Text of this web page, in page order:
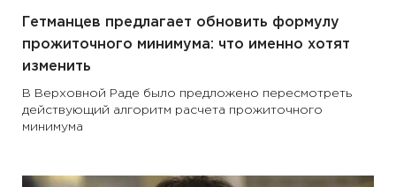
Гетманцев предлагает обновить формулу
прожиточного минимума: что именно хотят
изменить
В Верховной Раде было предложено пересмотреть
действующий алгоритм расчета прожиточного
минимума